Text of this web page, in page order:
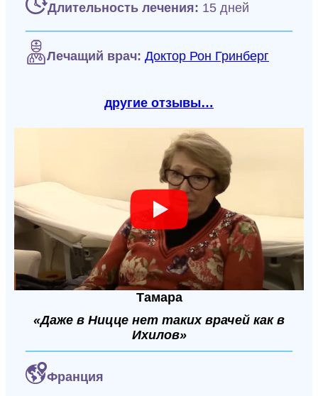
Длительность лечения: 15 дней
Лечащий врач: Доктор Рон Гринберг
другие отзывы…
Тамара
«Даже в Ницце нет таких врачей как в
Ихилов»
Франция